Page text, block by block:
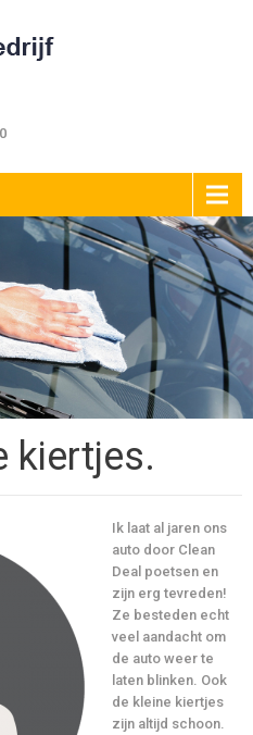
kiertjes.
Ik laat al jaren ons
auto door Clean
Deal poetsen en
zijn erg tevreden!
Ze besteden echt
veel aandacht om
de auto weer te
laten blinken. Ook
de kleine kiertjes
zijn altijd schoon.